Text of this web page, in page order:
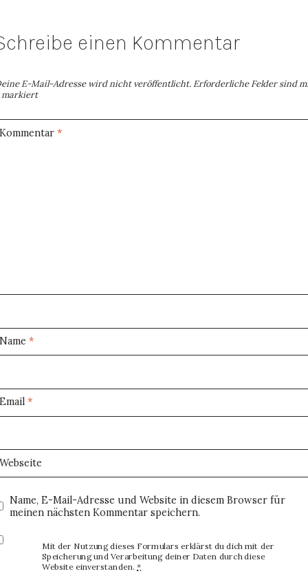
einen Kommentar
E-Mail-Adresse wird nicht veröffentlicht. Erforderliche Felder sind
markiert
Kommentar*
Name*
Email*
Webseite
Name, E-Mail-Adresse und Website in diesem Browser für
meinen nächsten Kommentar speichern.
Mit der Nutzung dieses Formulars erklärst du dich mit der
Speicherung und Verarbeitung deiner Daten durch diese
Website einverstanden.*